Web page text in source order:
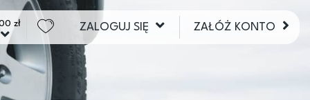
zł ZALOGUJ SIĘ ZAŁÓŻ KONTO